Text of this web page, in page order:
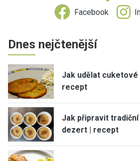
Facebook
Dnes nejčtenější
Jak udělat cuketové
recept
Jak připravit
dezert | recept